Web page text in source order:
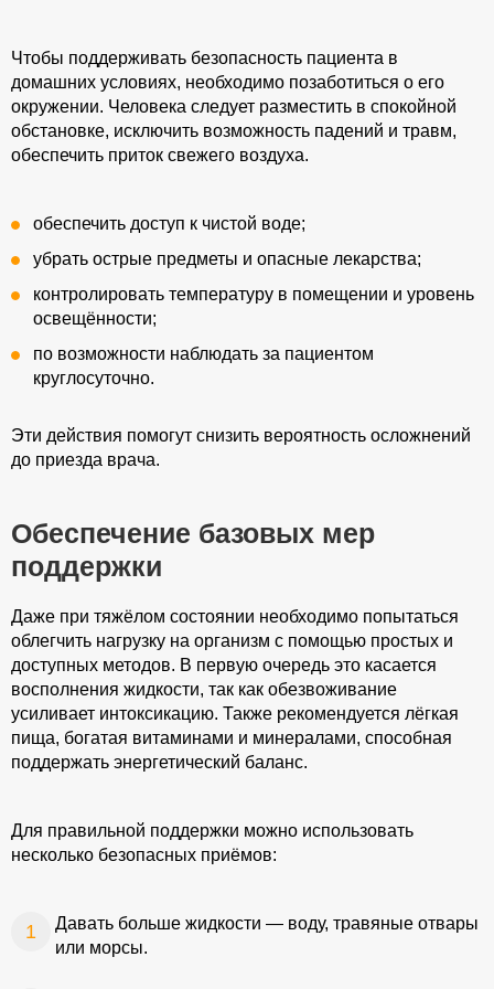
Чтобы поддерживать безопасность пациента в
домашних условиях, необходимо позаботиться о его
окружении. Человека следует разместить в спокойной
обстановке, исключить возможность падений и травм,
обеспечить приток свежего воздуха.
обеспечить доступ к чистой воде;
убрать острые предметы и опасные лекарства;
контролировать температуру в помещении и уровень
освещённости;
по возможности наблюдать за пациентом
круглосуточно.
Эти действия помогут снизить вероятность осложнений
до приезда врача.
Обеспечение базовых мер
поддержки
Даже при тяжёлом состоянии необходимо попытаться
облегчить нагрузку на организм с помощью простых и
доступных методов. В первую очередь это касается
восполнения жидкости, так как обезвоживание
усиливает интоксикацию. Также рекомендуется лёгкая
пища, богатая витаминами и минералами, способная
поддержать энергетический баланс.
Для правильной поддержки можно использовать
несколько безопасных приёмов:
Давать больше жидкости — воду, травяные отвары
или морсы.